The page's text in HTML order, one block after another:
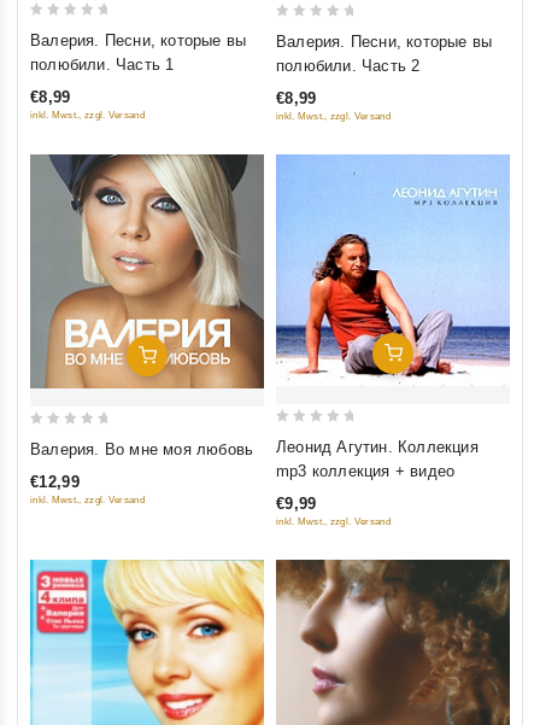
5
Валерия. Песни, которые вы
полюбили. Часть 1
€8,99
inkl. Mwst., zzgl. Versand
5
Валерия. Песни, которые вы
полюбили. Часть 2
€8,99
inkl. Mwst., zzgl. Versand
Добавить В Корзину
of
Валерия. Во мне моя любовь
€12,99
inkl. Mwst., zzgl. Versand
Добавить В Корзину
5
Леонид Агутин. Коллекция
mp3 коллекция + видео
€9,99
inkl. Mwst., zzgl. Versand